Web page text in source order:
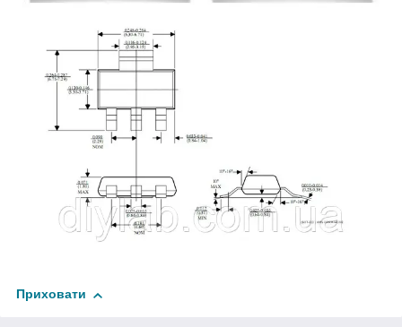
Приховати